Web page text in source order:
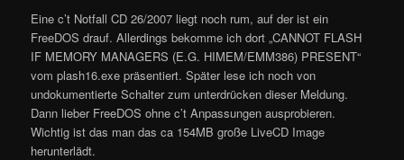
Eine c’t Notfall CD 26/2007 liegt noch rum, auf der ist ein
FreeDOS drauf. Allerdings bekomme ich dort „CANNOT FLASH
IF MEMORY MANAGERS (E.G. HIMEM/EMM386) PRESENT“
vom plash16.exe präsentiert. Später lese ich noch von
undokumentierte Schalter zum unterdrücken dieser Meldung.
Dann lieber FreeDOS ohne c’t Anpassungen ausprobieren.
Wichtig ist das man das ca 154MB große LiveCD Image
herunterlädt.